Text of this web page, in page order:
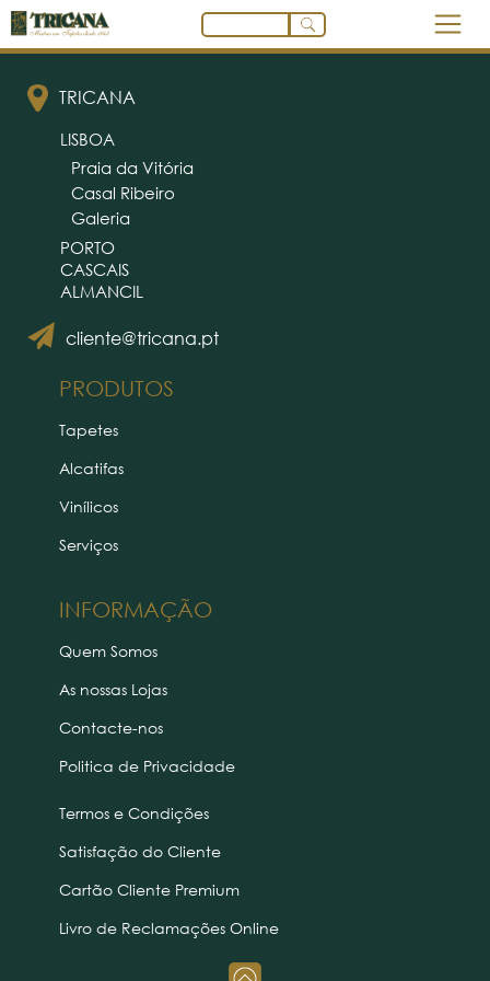
TRICANA
cliente@tricana.pt
LISBOA
Praia da Vitória
Casal Ribeiro
Galeria
PORTO
CASCAIS
ALMANCIL
PRODUTOS
INFORMAÇÃO
Tapetes
Alcatifas
Vinílicos
Serviços
Quem Somos
As nossas Lojas
Contacte-nos
Politica de Privacidade
Termos e Condições
Satisfação do Cliente
Cartão Cliente Premium
Livro de Reclamações Online